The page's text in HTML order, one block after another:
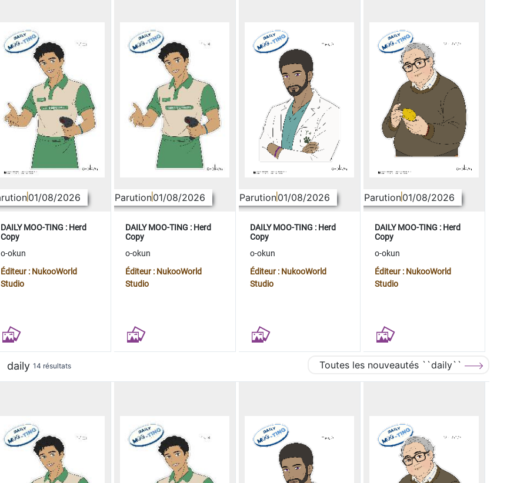
01/08/2026
DAILY MOO-TING : Herd
Copy
o-okun
Éditeur : NukooWorld
Studio
Parution01/08/2026
DAILY MOO-TING : Herd
Copy
o-okun
Éditeur : NukooWorld
Studio
Parution01/08/2026
DAILY MOO-TING : Herd
Copy
o-okun
Éditeur : NukooWorld
Studio
Parution01/08/2026
DAILY MOO-TING : Herd
Copy
o-okun
Éditeur : NukooWorld
Studio
daily 14 résultats Toutes les nouveautés ``daily``